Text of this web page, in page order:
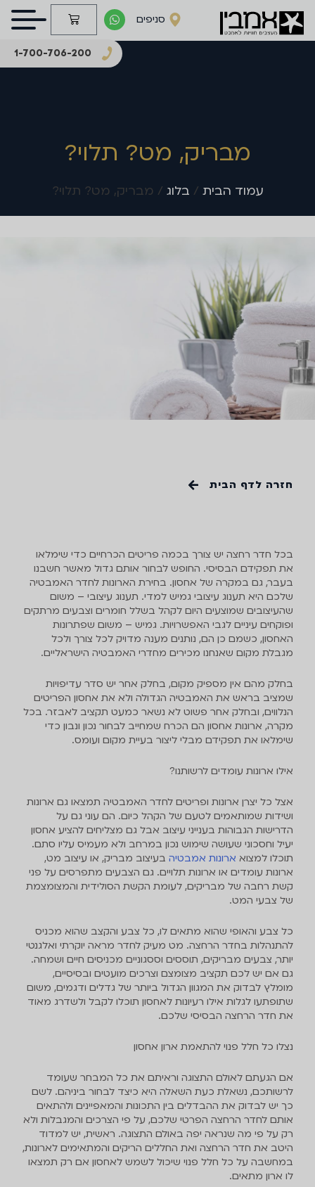
סניפים
1-700-706-200
מבריק, מט? תלוי?
עמוד הבית / בלוג / מבריק, מט? תלוי?
חזרה לדף הבית
בכל חדר רחצה יש צורך בכמה פריטים הכרחיים כדי שימלאו
את תפקידם הבסיסי. החופש לבחור אותם גדול מאשר חשבנו
בעבר, גם במקרה של אחסון. בחירת הארונות לחדר האמבטיה
שלכם היא תענוג עיצובי גמיש למדי. תענוג עיצובי – משום
שהעיצובים שמוצעים היום לקהל בשלל חומרים וצבעים מרתקים
ופוקחים עיניים לגבי האפשרויות. גמיש – משום שפתרונות
האחסון, כשמם כן הם, נותנים מענה מדויק לכל צורך ולכל
מגבלת מקום שאנחנו מכירים מחדרי האמבטיה הישראליים.
בחלק מהם אין מספיק מקום, בחלק אחר יש סדר עדיפויות
שמציב בראש את האמבטיה הגדולה ולא את אחסון הפריטים
הנלווים, ובחלק אחר פשוט לא נשאר כמעט תקציב לאבזר. בכל
מקרה, ארונות אחסון הם הכרח שמחייב לבחור נכון ונבון כדי
שימלאו את תפקידם מבלי ליצור בעיית מקום ועומס.
אילו ארונות עומדים לרשותנו?
אצל כל יצרן ארונות ופריטים לחדר האמבטיה תמצאו גם ארונות
ושידות שמותאמים לטעם של הקהל כיום. הם עוני גם על
הדרישות הגבוהות בענייני עיצוב אבל גם מצליחים להציע אחסון
יעיל וחסכוני שעושה שימוש נכון במרחב ולא מעמיס עליו סתם.
תוכלו למצוא ארונות אמבטיה בעיצוב מבריק, או עיצוב מט,
ארונות עומדים או ארונות תלויים. גם הצבעים מתפרסים על פני
קשת רחבה של מבריקים, לעומת הקשת הסולידית והמצומצמת
של צבעי המט.
כל צבע והאופי שהוא מתאים לו, כל צבע והקצב שהוא מכניס
להתנהלות בחדר הרחצה. מט מעיק לחדר מראה יוקרתי ואלגנטי
יותר, צבעים מבריקים, תוססים וססגוניים מכניסים חיים ושמחה.
גם אם יש לכם תקציב מצומצם וצרכים מועטים ובסיסיים,
מומלץ לבדוק את המגוון הגדול ביותר של גדלים ודגמים, משום
שתופתעו לגלות אילו רעיונות לאחסון תוכלו לקבל ולשדרג מאוד
את חדר הרחצה הבסיסי שלכם.
נצלו כל חלל פנוי להתאמת ארון אחסון
אם הגעתם לאולם התצוגה וראיתם את כל המבחר שעומד
לרשותכם, נשאלת כעת השאלה היא כיצד לבחור ביניהם. לשם
כך יש לבדוק את ההבדלים בין התכונות והמאפיינים ולהתאים
אותם לחדר הרחצה הפרטי שלכם, על פי הצרכים והמגבלות ולא
רק על פי מה שנראה יפה באולם התצוגה. ראשית, יש למדוד
היטב את חדר הרחצה ואת החללים הריקים והמתאימים לארונות,
במחשבה על כל חלל פנוי שיכול לשמש לאחסון אם רק תמצאו
לו ארון מתאים.